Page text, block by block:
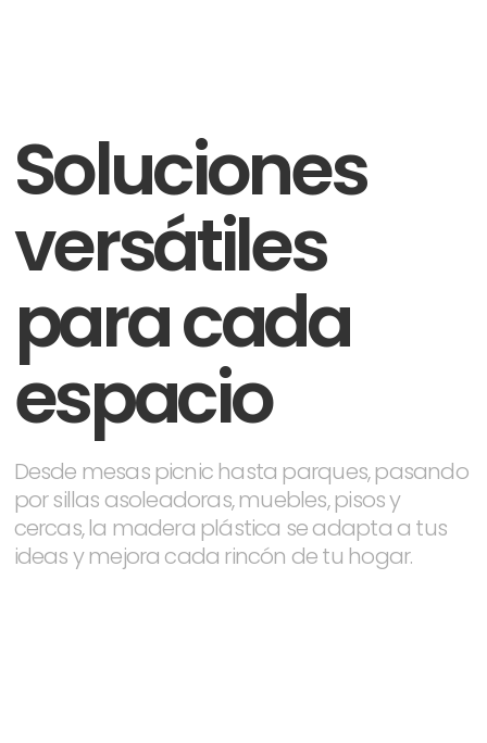
Soluciones
versátiles
para cada
espacio
Desde mesas picnic hasta parques, pasando
por sillas asoleadoras, muebles, pisos y
cercas, la madera plástica se adapta a tus
ideas y mejora cada rincón de tu hogar.